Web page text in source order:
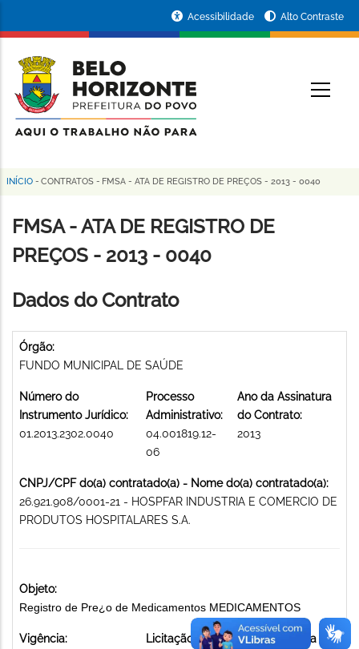
conteúdo
principal
da
Prefeitura
de
Horizonte
Acessibilidade Alto Contraste
Trilha
de
navegação
INÍCIO - CONTRATOS - FMSA - ATA DE REGISTRO DE PREÇOS - 2013 - 0040
FMSA - ATA DE REGISTRO DE
PREÇOS - 2013 - 0040
Dados do Contrato
Órgão:
FUNDO MUNICIPAL DE SAÚDE
Número do
Instrumento Jurídico:
01.2013.2302.0040
Processo
Administrativo:
04.001819.12-
06
Ano da Assinatura
do Contrato:
2013
CNPJ/CPF do(a) contratado(a) - Nome do(a) contratado(a):
26.921.908/0001-21 - HOSPFAR INDUSTRIA E COMERCIO DE
PRODUTOS HOSPITALARES S.A.
Objeto:
Registro de Pre¿o de Medicamentos MEDICAMENTOS
Vigência:
Licitação de
Modalidade da